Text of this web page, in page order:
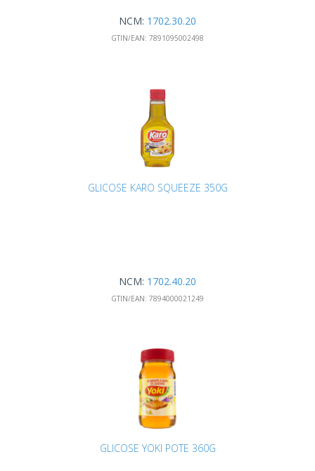
NCM: 1702.30.20
GTIN/EAN: 7891095002498
GLICOSE KARO SQUEEZE 350G
NCM: 1702.40.20
GTIN/EAN: 7894000021249
GLICOSE YOKI POTE 360G